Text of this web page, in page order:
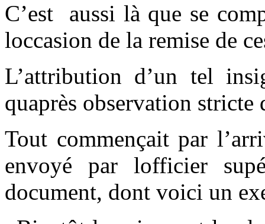
C’est aussi là que se
loccasion de la remise de
L’attribution d’un tel
quaprès observation
Tout commençait par
envoyé par lofficier
document, dont voici un